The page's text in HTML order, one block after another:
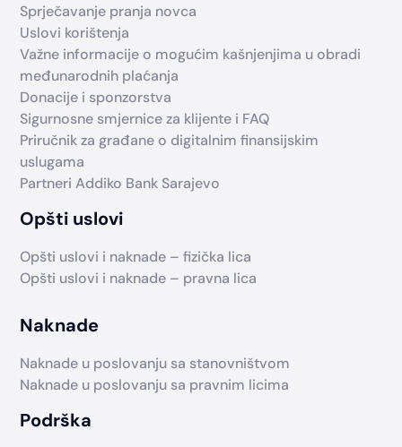
Sprječavanje pranja novca
Uslovi korištenja
Važne informacije o mogućim kašnjenjima u obradi
međunarodnih plaćanja
Donacije i sponzorstva
Sigurnosne smjernice za klijente i FAQ
Priručnik za građane o digitalnim finansijskim
uslugama
Partneri Addiko Bank Sarajevo
Opšti uslovi
Opšti uslovi i naknade – fizička lica
Opšti uslovi i naknade – pravna lica
Naknade
Naknade u poslovanju sa stanovništvom
Naknade u poslovanju sa pravnim licima
Podrška